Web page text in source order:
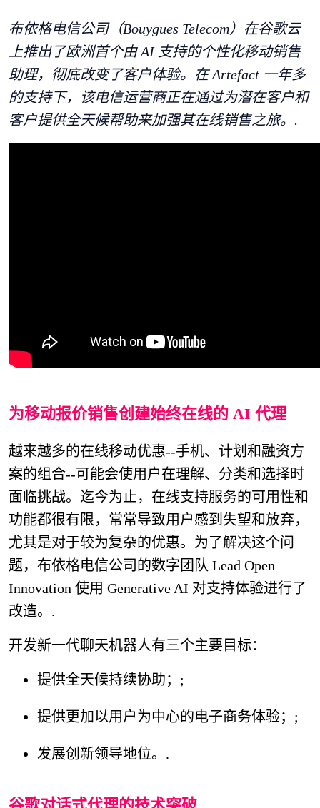
布依格电信公司（Bouygues Telecom）在谷歌云
上推出了欧洲首个由 AI 支持的个性化移动销售
助理，彻底改变了客户体验。在 Artefact 一年多
的支持下，该电信运营商正在通过为潜在客户和
客户提供全天候帮助来加强其在线销售之旅。.
为移动报价销售创建始终在线的 AI 代理
越来越多的在线移动优惠--手机、计划和融资方
案的组合--可能会使用户在理解、分类和选择时
面临挑战。迄今为止，在线支持服务的可用性和
功能都很有限，常常导致用户感到失望和放弃，
尤其是对于较为复杂的优惠。为了解决这个问
题，布依格电信公司的数字团队 Lead Open
Innovation 使用 Generative AI 对支持体验进行了
改造。.
开发新一代聊天机器人有三个主要目标：
提供全天候持续协助；;
提供更加以用户为中心的电子商务体验；;
发展创新领导地位。.